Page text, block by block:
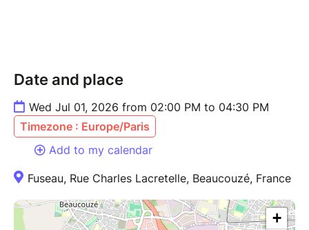
Date and place
Wed Jul 01, 2026 from 02:00 PM to 04:30 PM
Timezone : Europe/Paris
Add to my calendar
Fuseau, Rue Charles Lacretelle, Beaucouzé, France
+